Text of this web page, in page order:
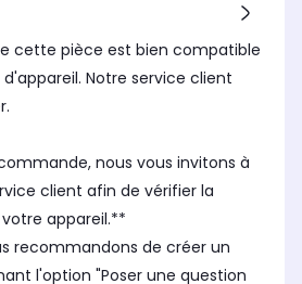
cette pièce est bien compatible
Notre service client
nous vous invitons à
client afin de vérifier la
appareil.**
recommandons de créer un
l'option "Poser une question